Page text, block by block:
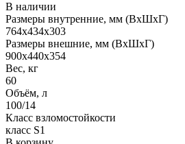
В наличии
Размеры внутренние, мм (ВхШхГ)
764x434x303
Размеры внешние, мм (ВхШхГ)
900x440x354
Вес, кг
60
Объём, л
100/14
Класс взломостойкости
класс S1